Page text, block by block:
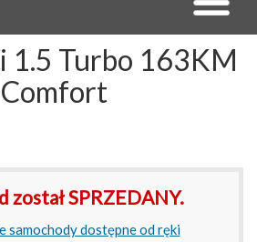
1.5 Turbo 163KM
został SPRZEDANY.
samochody dostępne od ręki